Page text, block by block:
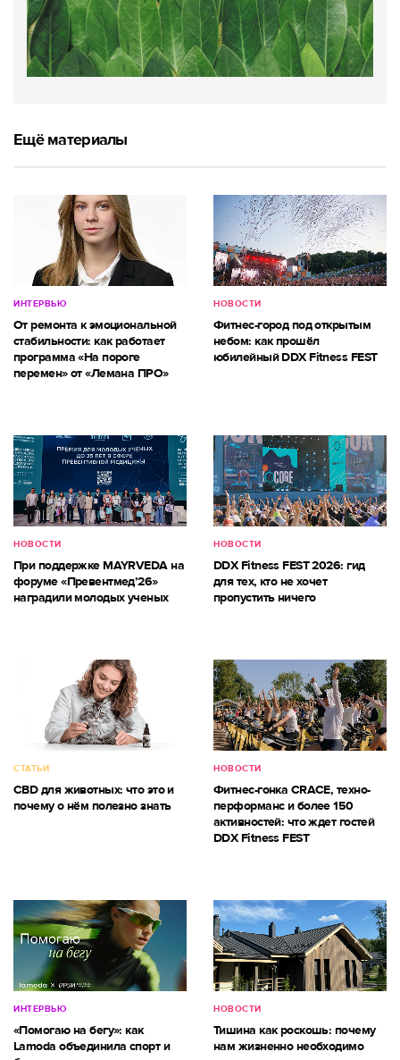
Ещё материалы
ИНТЕРВЬЮ
От ремонта к эмоциональной
стабильности: как работает
программа «На пороге
перемен» от «Лемана ПРО»
НОВОСТИ
Фитнес-город под открытым
небом: как прошёл
юбилейный DDX Fitness FEST
НОВОСТИ
При поддержке MAYRVEDA на
форуме «Превентмед’26»
наградили молодых ученых
НОВОСТИ
DDX Fitness FEST 2026: гид
для тех, кто не хочет
пропустить ничего
СТАТЬИ
CBD для животных: что это и
почему о нём полезно знать
НОВОСТИ
Фитнес-гонка CRACE, техно-
перформанс и более 150
активностей: что ждет гостей
DDX Fitness FEST
ИНТЕРВЬЮ
«Помогаю на бегу»: как
Lamoda объединила спорт и
НОВОСТИ
Тишина как роскошь: почему
нам жизненно необходимо